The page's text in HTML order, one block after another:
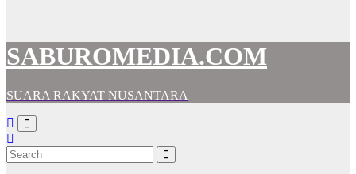
SABUROMEDIA.COM
SUARA RAKYAT NUSANTARA